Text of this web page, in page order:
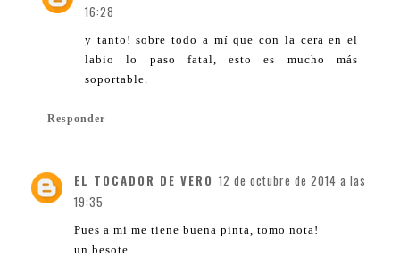
16:28
y tanto! sobre todo a mí que con la cera en el
labio lo paso fatal, esto es mucho más
soportable.
Responder
EL TOCADOR DE VERO 12 de octubre de 2014 a las
19:35
Pues a mi me tiene buena pinta, tomo nota!
un besote